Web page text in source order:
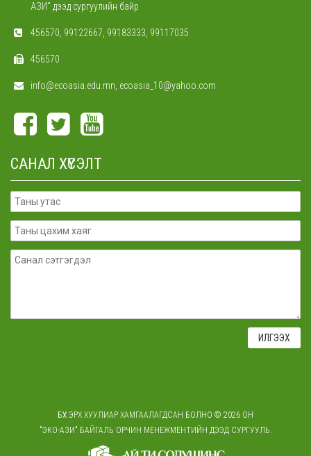
АЗИ" дээд сургуулийн байр
456570, 99122667, 99183333, 99117035
456570
info@ecoasia.edu.mn, ecoasia_10@yahoo.com
САНАЛ ХҮСЭЛТ
БҮХ ЭРХ ХУУЛИАР ХАМГААЛАГДСАН БОЛНО © 2026 ОН
"ЭКО-АЗИ" БАЙГАЛЬ ОРЧИН МЕНЕЖМЕНТИЙН ДЭЭД СУРГУУЛЬ.